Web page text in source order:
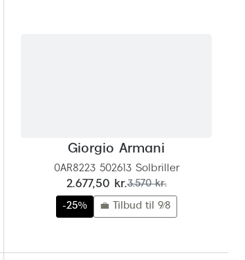
Giorgio Armani
0AR8223 502613 Solbriller
nu:
2.677,50 kr.før:
3.570 kr.
-25% 💼 Tilbud til 9/8